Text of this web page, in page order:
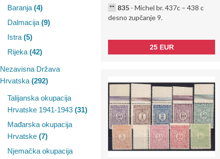
Baranja (4)
Dalmacija (9)
Istra (5)
Rijeka (42)
Nezavisna Država
Hrvatska (292)
Talijanska okupacija
Hrvatske 1941-1943 (31)
Mađarska okupacija
Hrvatske (7)
Njemačka okupacija
** 835 - Michel br. 437c – 438 c
desno zupčanje 9.
25 EUR